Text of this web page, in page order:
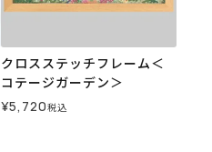
クロスステッチフレーム＜
コテージガーデン＞
¥5,720税込